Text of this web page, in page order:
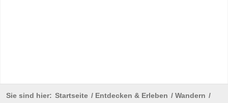
Sie sind hier: Startseite / Entdecken & Erleben / Wandern /